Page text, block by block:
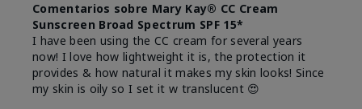
Comentarios sobre Mary Kay® CC Cream
Sunscreen Broad Spectrum SPF 15*
I have been using the CC cream for several years
now! I love how lightweight it is, the protection it
provides & how natural it makes my skin looks! Since
my skin is oily so I set it w translucent 😍